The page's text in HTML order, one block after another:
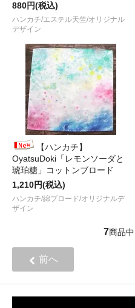
880円(税込)
ハンカチ/エステル天竺/オリジナル
デザイン
【ハンカチ】
OyatsuDoki「レモンソーダと
琥珀糖」コットンブロード
1,210円(税込)
ハンカチ/綿ブロード/オリジナルデ
ザイン
7商品中
前へ